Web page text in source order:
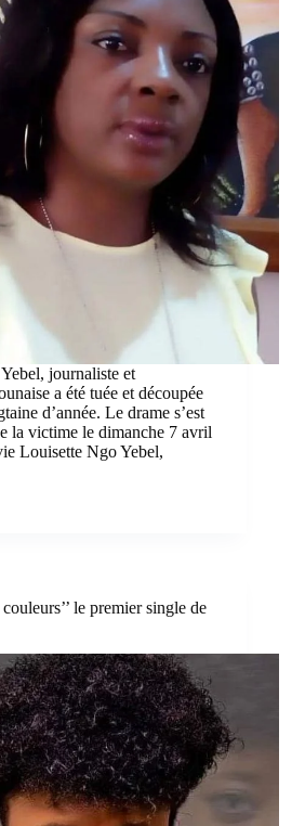
journaliste et
a été tuée et découpée
d’année. Le drame s’est
la victime le dimanche 7 avril
Louisette Ngo Yebel,
le premier single de